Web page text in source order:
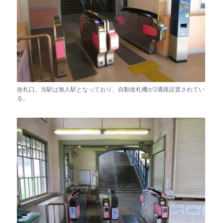
改札口。当駅は無人駅となっており、自動改札機が2通路設置されてい
る。